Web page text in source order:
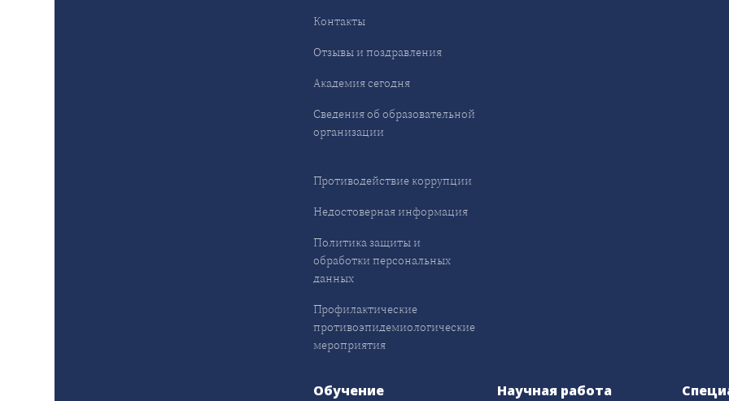
Контакты
Отзывы и поздравления
Академия сегодня
Сведения об образовательной
организации
Противодействие коррупции
Недостоверная информация
Политика защиты и
обработки персональных
данных
Профилактические
противоэпидемиологические
мероприятия
Обучение Научная работа